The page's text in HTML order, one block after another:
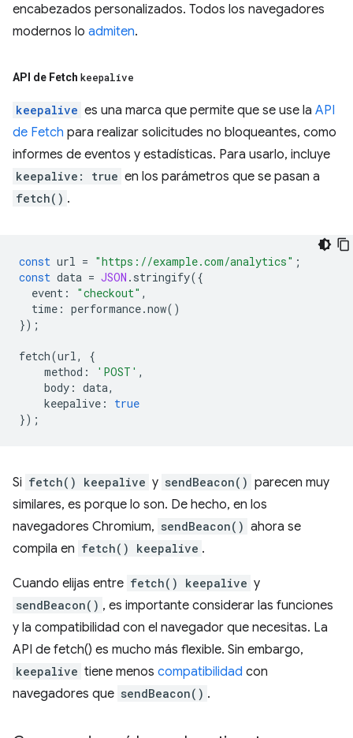
encabezados personalizados. Todos los navegadores
modernos lo admiten.
API de Fetch keepalive
keepalive es una marca que permite que se use la API
de Fetch para realizar solicitudes no bloqueantes, como
informes de eventos y estadísticas. Para usarlo, incluye
keepalive: true en los parámetros que se pasan a
fetch() .
const url = "https://example.com/analytics" ;
const data = JSON . stringify({
event : "checkout" ,
time : performance.now()
});
fetch(url ,
{
method : 'POST' ,
body : data,
keepalive :
true
});
Si fetch() keepalive y sendBeacon() parecen muy
similares, es porque lo son. De hecho, en los
navegadores Chromium, sendBeacon() ahora se
compila en fetch() keepalive .
Cuando elijas entre fetch() keepalive y
sendBeacon() , es importante considerar las funciones
y la compatibilidad con el navegador que necesitas. La
API de fetch() es mucho más flexible. Sin embargo,
keepalive tiene menos compatibilidad con
navegadores que sendBeacon() .